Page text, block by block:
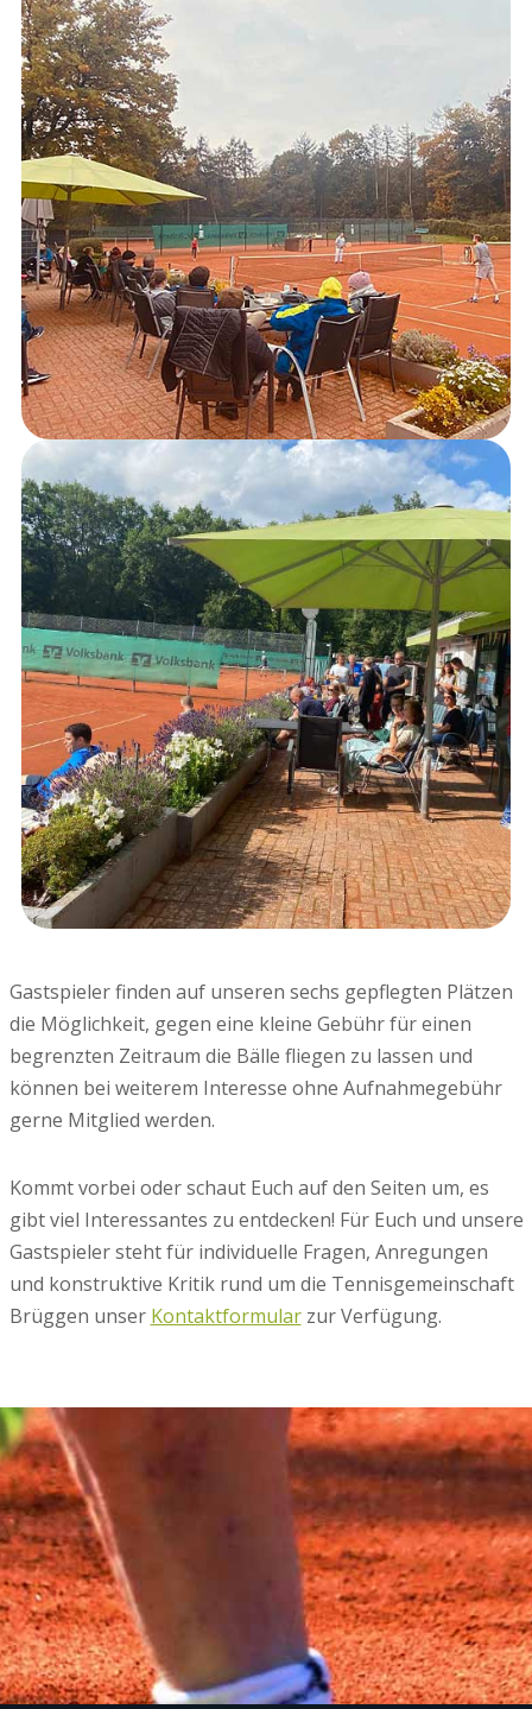
Gastspieler finden auf unseren sechs gepflegten Plätzen
die Möglichkeit, gegen eine kleine Gebühr für einen
begrenzten Zeitraum die Bälle fliegen zu lassen und
können bei weiterem Interesse ohne Aufnahmegebühr
gerne Mitglied werden.
Kommt vorbei oder schaut Euch auf den Seiten um, es
gibt viel Interessantes zu entdecken! Für Euch und unsere
Gastspieler steht für individuelle Fragen, Anregungen
und konstruktive Kritik rund um die Tennisgemeinschaft
Brüggen unser Kontaktformularzur Verfügung.